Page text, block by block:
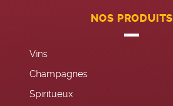
NOS PRODUITS
Vins
Champagnes
Spiritueux